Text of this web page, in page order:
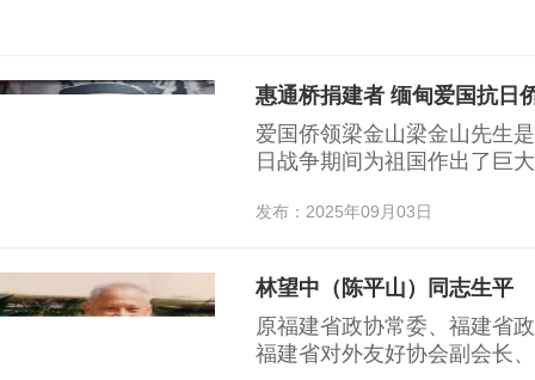
惠通桥捐建者 缅甸爱国抗日
爱国侨领梁金山梁金山先生
日战争期间为祖国作出了巨
发布：2025年09月03日
林望中（陈平山）同志生平
原福建省政协常委、福建省
福建省对外友好协会副会长